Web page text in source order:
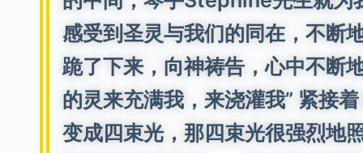
感受到圣灵与我们的同在，不断
跪了下来，向神祷告，心中不断
的灵来充满我，来浇灌我” 紧接
变成四束光，那四束光很强烈地